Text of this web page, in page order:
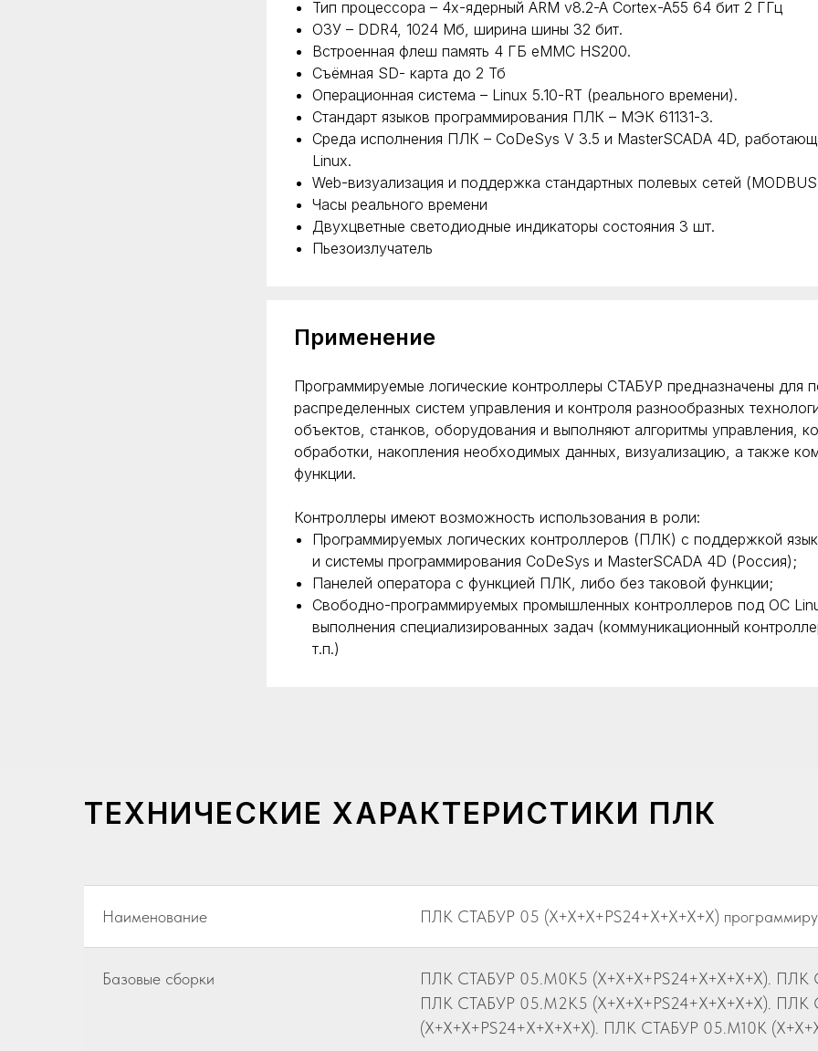
Тип процессора – 4х-ядерный ARM v8.2-A Cortex-A55 64 бит 2 ГГц
ОЗУ – DDR4, 1024 Мб, ширина шины 32 бит.
Встроенная флеш память 4 ГБ eMMC HS200.
Съёмная SD- карта до 2 Тб
Операционная система – Linux 5.10-RT (реального времени).
Стандарт языков программирования ПЛК – МЭК 61131-3.
Среда исполнения ПЛК – CoDeSys V 3.5 и MasterSCADA 4D,
Linux.
Web-визуализация и поддержка стандартных полевых сетей
Часы реального времени
Двухцветные светодиодные индикаторы состояния 3 шт.
Пьезоизлучатель
Применение
Программируемые логические контроллеры СТАБУР предназначены для
распределенных систем управления и контроля разнообразных
объектов, станков, оборудования и выполняют алгоритмы управления,
обработки, накопления необходимых данных, визуализацию, а также
функции.
Контроллеры имеют возможность использования в роли:
Программируемых логических контроллеров (ПЛК) с поддержкой
и системы программирования CoDeSys и MasterSCADA 4D (Россия);
Панелей оператора с функцией ПЛК, либо без таковой функции;
Свободно-программируемых промышленных контроллеров под ОС
выполнения специализированных задач (коммуникационный
т.п.)
ТЕХНИЧЕСКИЕ ХАРАКТЕРИСТИКИ ПЛК
Наименование ПЛК СТАБУР 05 (Х+Х+Х+PS24+Х+Х+Х+Х)
Базовые сборки
ПЛК СТАБУР 05.M0К5 (Х+Х+Х+PS24+Х+Х+Х+Х). ПЛК
ПЛК СТАБУР 05.M2К5 (Х+Х+Х+PS24+Х+Х+Х+Х). ПЛК
(Х+Х+Х+PS24+Х+Х+Х+Х). ПЛК СТАБУР 05.M10К